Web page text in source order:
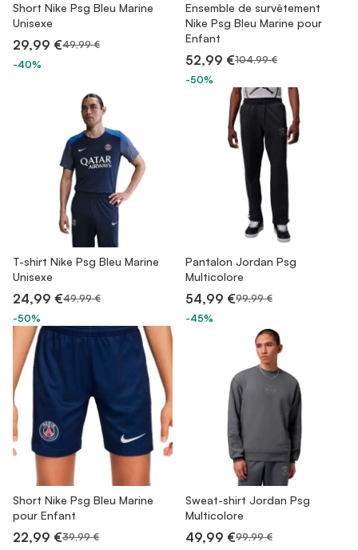
Short Nike Psg Bleu Marine
Unisexe
29,99 €49,99 €
-40%
Ensemble de survêtement
Nike Psg Bleu Marine pour
Enfant
52,99 €104,99 €
-50%
T-shirt Nike Psg Bleu Marine
Unisexe
24,99 €49,99 €
-50%
Pantalon Jordan Psg
Multicolore
54,99 €99,99 €
-45%
Short Nike Psg Bleu Marine
pour Enfant
22,99 €39,99 €
Sweat-shirt Jordan Psg
Multicolore
49,99 €99,99 €